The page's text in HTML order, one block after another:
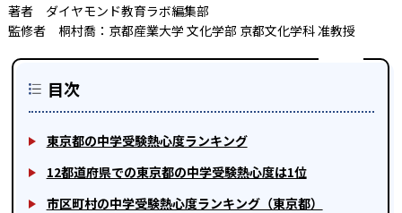
著者 ダイヤモンド教育ラボ編集部
監修者 桐村喬：京都産業大学 文化学部 京都文化学科 准教授
目次
東京都の中学受験熱心度ランキング
12都道府県での東京都の中学受験熱心度は1位
市区町村の中学受験熱心度ランキング（東京都）